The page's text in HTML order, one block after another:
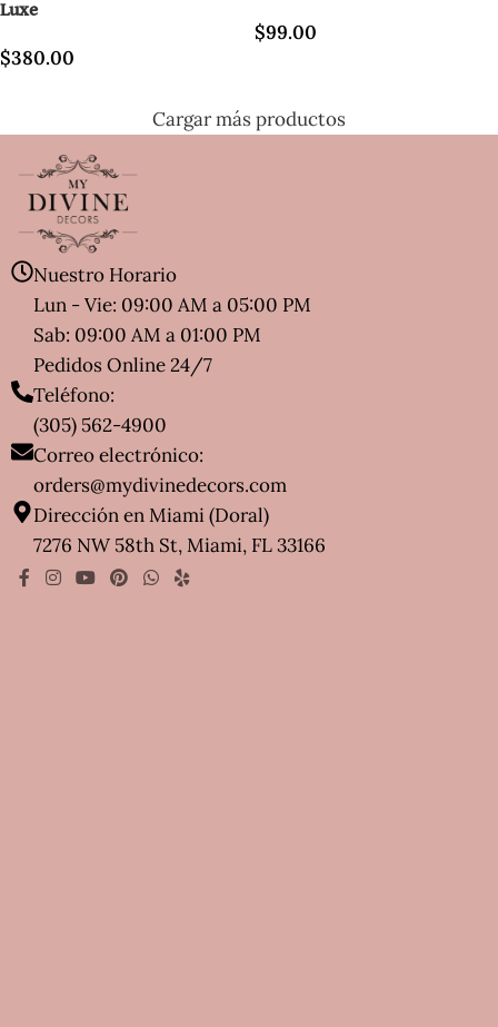
Luxe
$380.00
$99.00
Cargar más productos
Nuestro Horario
Lun - Vie: 09:00 AM a 05:00 PM
Sab: 09:00 AM a 01:00 PM
Pedidos Online 24/7
Teléfono:
(305) 562-4900
Correo electrónico:
orders@mydivinedecors.com
Dirección en Miami (Doral)
7276 NW 58th St, Miami, FL 33166